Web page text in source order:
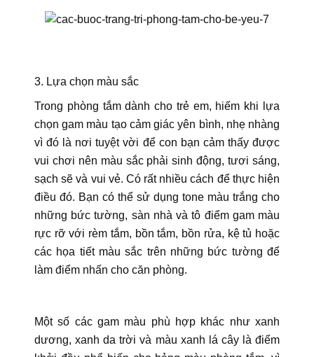
3. Lựa chọn màu sắc
Trong phòng tắm dành cho trẻ em, hiếm khi lựa
chọn gam màu tạo cảm giác yên bình, nhẹ nhàng
vì đó là nơi tuyệt vời để con bạn cảm thấy được
vui chơi nên màu sắc phải sinh động, tươi sáng,
sạch sẽ và vui vẻ. Có rất nhiều cách để thực hiện
điều đó. Bạn có thể sử dụng tone màu trắng cho
những bức tường, sàn nhà và tô điểm gam màu
rực rỡ với rèm tắm, bồn tắm, bồn rửa, kệ tủ hoặc
các họa tiết màu sắc trên những bức tường để
làm điểm nhấn cho căn phòng.
Một số các gam màu phù hợp khác như xanh
dương, xanh da trời và màu xanh lá cây là điểm